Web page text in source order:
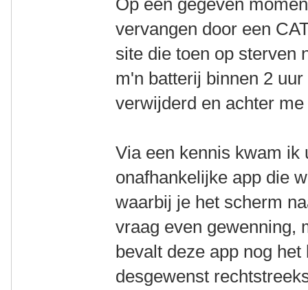
Op een gegeven
vervangen door een
site die toen op sterven
m'n batterij binnen 2
verwijderd en achter
Via een kennis kwam
onafhankelijke app die
waarbij je het scherm
vraag even gewenning,
bevalt deze app nog
desgewenst